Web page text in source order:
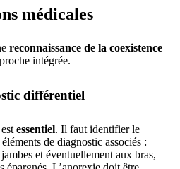
médicales
reconnaissance de la coexistence
intégrée.
différentiel
estessentiel. Il faut identifier le
de diagnostic associés :
et éventuellement aux bras,